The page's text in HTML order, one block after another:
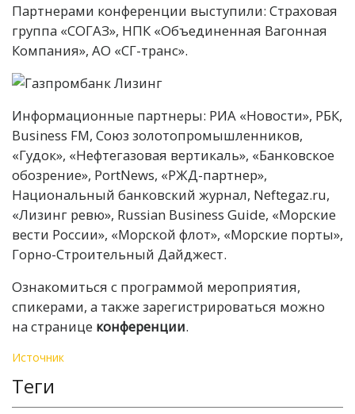
Партнерами конференции выступили: Страховая
группа «СОГАЗ», НПК «Объединенная Вагонная
Компания», АО «СГ-транс».
Информационные партнеры: РИА «Новости», РБК,
Business FM, Союз золотопромышленников,
«Гудок», «Нефтегазовая вертикаль», «Банковское
обозрение», PortNews, «РЖД-партнер»,
Национальный банковский журнал, Neftegaz.ru,
«Лизинг ревю», Russian Business Guide, «Морские
вести России», «Морской флот», «Морские порты»,
Горно-Строительный Дайджест.
Ознакомиться с программой мероприятия,
спикерами, а также зарегистрироваться можно
на странице конференции.
Источник
Теги